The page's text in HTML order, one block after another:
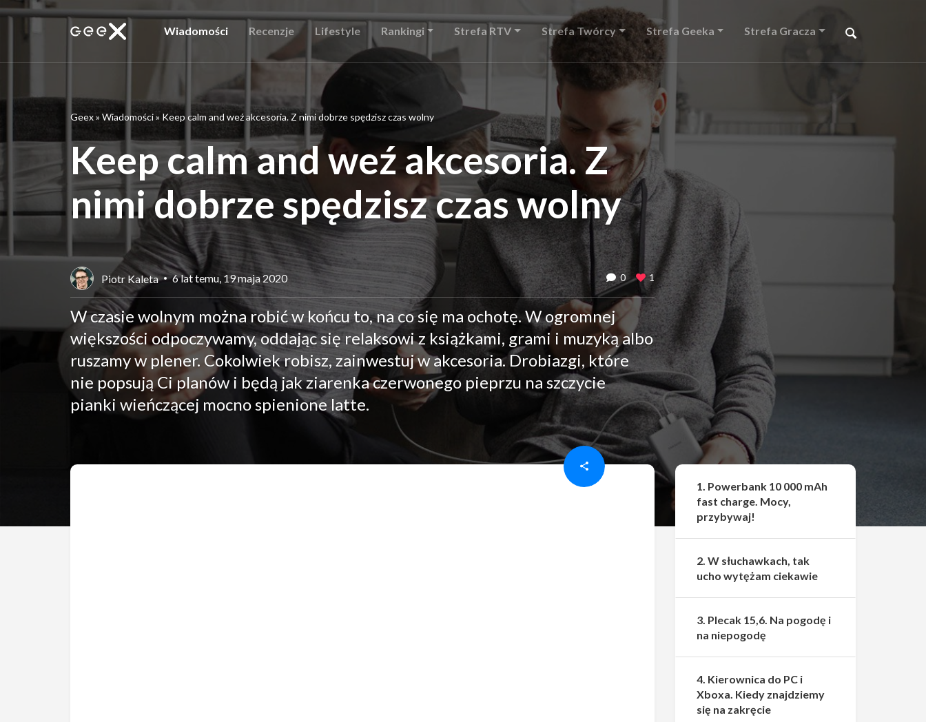
Wiadomości Recenzje Lifestyle Rankingi Strefa RTV Strefa Twórcy Strefa Geeka Strefa Gracza
Geex» Wiadomości» Keep calm and weź akcesoria. Z nimi dobrze spędzisz czas wolny
Keep calm and weź akcesoria. Z
nimi dobrze spędzisz czas wolny
Piotr Kaleta 6 lat temu, 19 maja 2020 0 1
W czasie wolnym można robić w końcu to, na co się ma ochotę. W ogromnej
większości odpoczywamy, oddając się relaksowi z książkami, grami i muzyką albo
ruszamy w plener. Cokolwiek robisz, zainwestuj w akcesoria. Drobiazgi, które
nie popsują Ci planów i będą jak ziarenka czerwonego pieprzu na szczycie
pianki wieńczącej mocno spienione latte.
1. Powerbank 10 000 mAh
fast charge. Mocy,
przybywaj!
2. W słuchawkach, tak
ucho wytężam ciekawie
3. Plecak 15,6. Na pogodę i
na niepogodę
4. Kierownica do PC i
Xboxa. Kiedy znajdziemy
się na zakręcie